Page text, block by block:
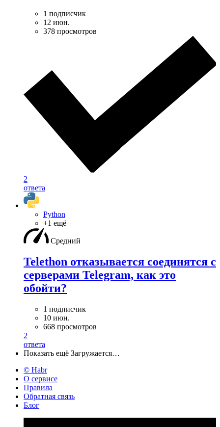
1 подписчик
12 июн.
378 просмотров
2
ответа
Python
+1 ещё
Средний
Telethon отказывается соединятся с
серверами Telegram, как это
обойти?
1 подписчик
10 июн.
668 просмотров
2
ответа
Показать ещё Загружается…
© Habr
О сервисе
Правила
Обратная связь
Блог